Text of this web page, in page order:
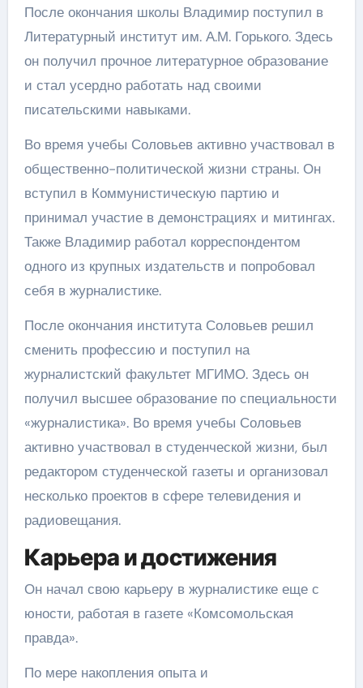
После окончания школы Владимир поступил в
Литературный институт им. А.М. Горького. Здесь
он получил прочное литературное образование
и стал усердно работать над своими
писательскими навыками.
Во время учебы Соловьев активно участвовал в
общественно-политической жизни страны. Он
вступил в Коммунистическую партию и
принимал участие в демонстрациях и митингах.
Также Владимир работал корреспондентом
одного из крупных издательств и попробовал
себя в журналистике.
После окончания института Соловьев решил
сменить профессию и поступил на
журналистский факультет МГИМО. Здесь он
получил высшее образование по специальности
«журналистика». Во время учебы Соловьев
активно участвовал в студенческой жизни, был
редактором студенческой газеты и организовал
несколько проектов в сфере телевидения и
радиовещания.
Карьера и достижения
Он начал свою карьеру в журналистике еще с
юности, работая в газете «Комсомольская
правда».
По мере накопления опыта и